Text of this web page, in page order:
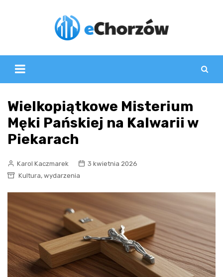
Wielkopiątkowe Misterium
Męki Pańskiej na Kalwarii w
Piekarach
Karol Kaczmarek
3 kwietnia 2026
Kultura, wydarzenia